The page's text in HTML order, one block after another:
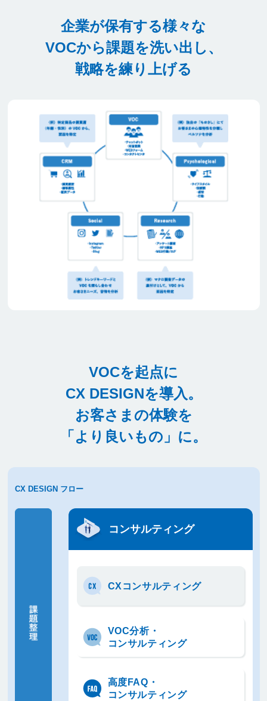
企業が保有する様々な
VOCから課題を洗い出し、
戦略を練り上げる
VOCを起点に
CX DESIGNを導入。
お客さまの体験を
「より良いもの」に。
CX DESIGN フロー
コンサルティング
CX コンサルティング
VOC分析・
コンサルティング
高度FAQ・
コンサルティング